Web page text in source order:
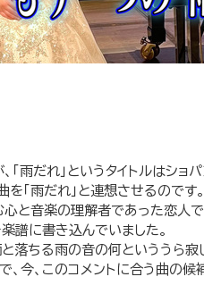
雨だれ」というタイトルはショ
「雨だれ」と連想させるのです。
と音楽の理解者であった恋人で
譜に書き込んでいました。
落ちる雨の音の何といううら寂
今、このコメントに合う曲の